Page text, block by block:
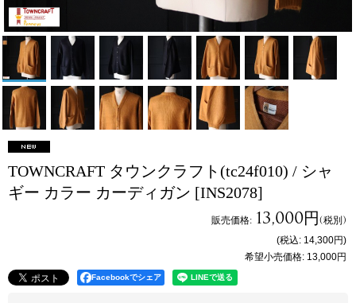
TOWNCRAFT タウンクラフト(tc24f010) / シャ
ギー カラー カーディガン [INS2078]
販売価格: 13,000円(税別)
(税込: 14,300円)
希望小売価格: 13,000円
Facebookでシェア